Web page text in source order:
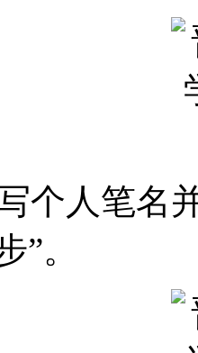
个人笔名
”。